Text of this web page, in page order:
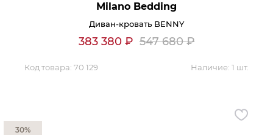
Milano Bedding
Диван-кровать BENNY
383 380 ₽ 547 680₽
Код товара: 70 129 Наличие: 1 шт.
30%